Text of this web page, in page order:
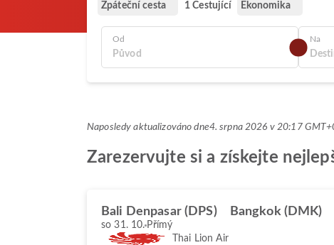
Zpáteční cesta 1 Cestující Ekonomika
Od Na
Naposledy aktualizováno dne4. srpna 2026 v 20:17
Zarezervujte si a získejte
Bali Denpasar (DPS) Bangkok (DMK)
so 31. 10. Přímý
Thai Lion Air